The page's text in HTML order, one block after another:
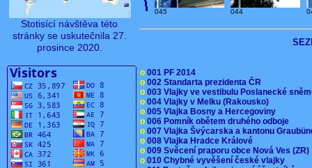
Stotisící návštěva této
stránky se uskutečnila 27.
prosince 2020.
045 044
o 001 PF 2014
o 002 Standarta prezidenta ČR
o 003 Vlajky ve vestibulu Poslanecké
o 004 Vlajky v Melku (Rakousko)
o 005 Vlajka Bosny a Hercegoviny
o 006 Pomník obětem druhého odboje
o 007 Vlajka Švýcarska a kantonu
o 008 Vlajka Hradce Králové
o 009 Svěcení praporu obce Nová Ves
o 010 Chybné vyvěšení české vlajky